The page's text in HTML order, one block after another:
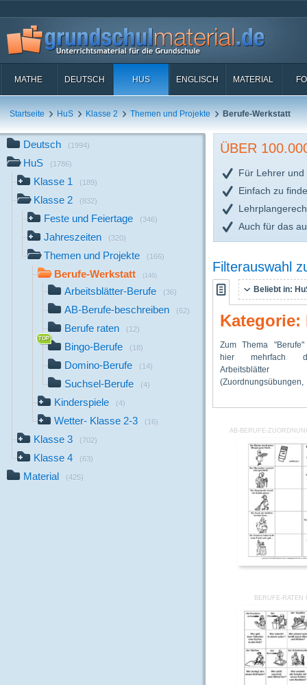
MATHE DEUTSCH HUS ENGLISCH MATERIAL
Startseite HuS Klasse 2 Themen und Projekte Berufe-Werkstatt
Deutsch (1994)
HuS (1786)
Klasse 1 (189)
Klasse 2 (832)
Feste und Feiertage (346)
Jahreszeiten (320)
Themen und Projekte (166)
Berufe-Werkstatt (146)
Arbeitsblätter-Berufe (36)
AB-Berufe-beschreiben (62)
Berufe raten (12)
Bingo-Berufe (18)
Domino-Berufe (14)
Suchsel-Berufe (4)
Kinderspiele (4)
Wetter- Klasse 2-3 (16)
Klasse 3 (702)
Klasse 4 (63)
Material (425)
ÜBER
Für Lehrer und
Einfach zu
Auch für das
Filterauswahl
Beliebt in:
Kategorie:
Zum Thema
hier mehrfach
Arbeitsblätter
Silben, lesen, Sätze
Sätze
Selbstlaute einsetzen), Bingo-
Spiele, Domino-
für
AB-BERUFE-
BERUFE-RATEN